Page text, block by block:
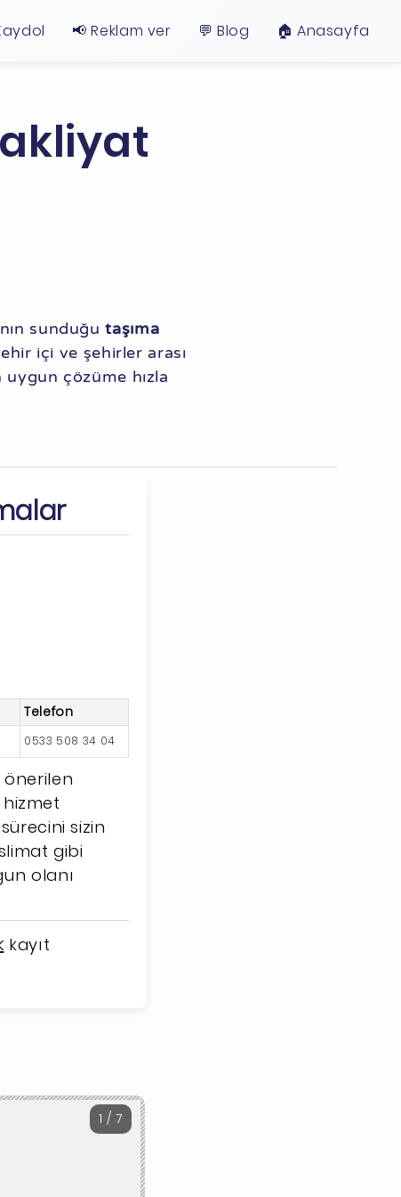
📢 Reklam ver 💬 Blog 🏠︎ Anasayfa
sunduğutaşıma
içi ve şehirler arası
çözüme hızla
Telefon
0533 508 34 04
önerilen
sizin
gibi
olanı
kayıt
1 / 7